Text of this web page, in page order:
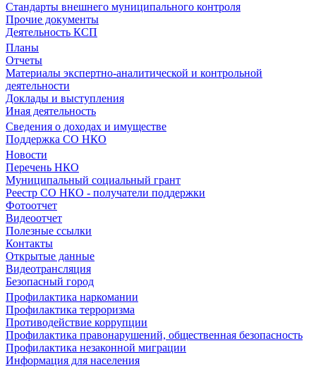
Стандарты внешнего муниципального контроля
Прочие документы
Деятельность КСП
Планы
Отчеты
Материалы экспертно-аналитической и контрольной
деятельности
Доклады и выступления
Иная деятельность
Сведения о доходах и имуществе
Поддержка СО НКО
Новости
Перечень НКО
Муниципальный социальный грант
Реестр СО НКО - получатели поддержки
Фотоотчет
Видеоотчет
Полезные ссылки
Контакты
Открытые данные
Видеотрансляция
Безопасный город
Профилактика наркомании
Профилактика терроризма
Противодействие коррупции
Профилактика правонарушений, общественная безопасность
Профилактика незаконной миграции
Информация для населения